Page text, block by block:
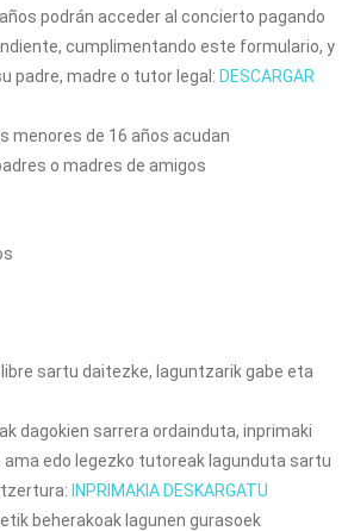
años podrán acceder al concierto pagando
cumplimentando este formulario, y
padre, madre o tutor legal: DESCARGAR
menores de 16 años acudan
o madres de amigos
sartu daitezke, laguntzarik gabe eta
dagokien sarrera ordainduta, inprimaki
edo legezko tutoreak lagunduta sartu
INPRIMAKIA DESKARGATU
beherakoak lagunen gurasoek